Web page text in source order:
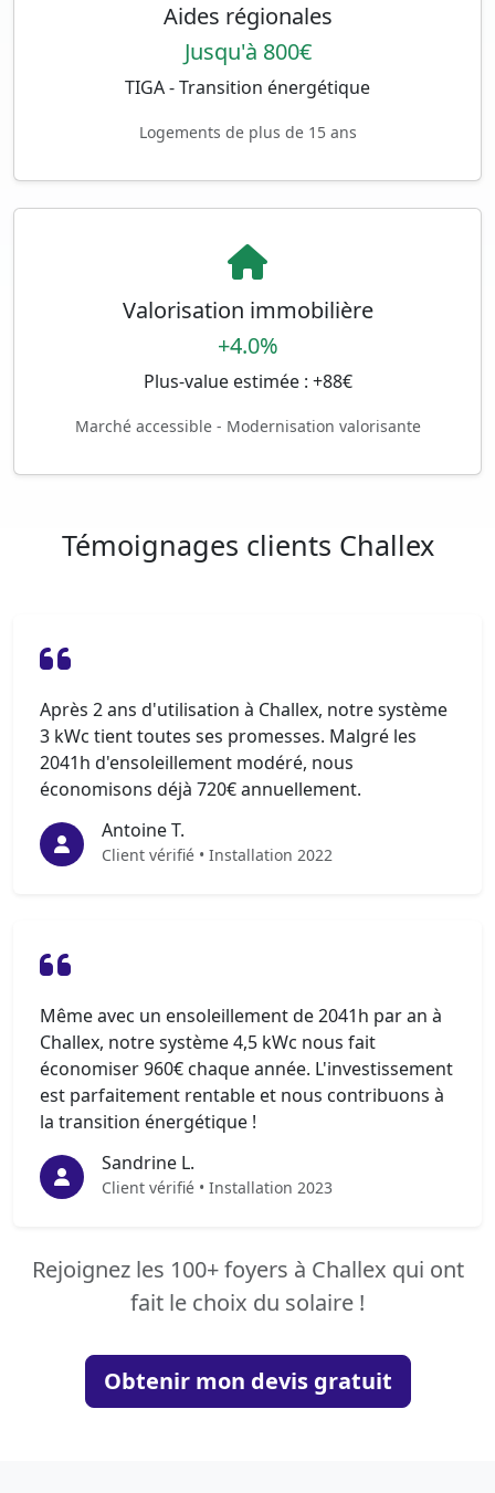
Aides régionales
Jusqu'à 800€
TIGA - Transition énergétique
Logements de plus de 15 ans
Valorisation immobilière
+4.0%
Plus-value estimée : +88€
Marché accessible - Modernisation valorisante
Témoignages clients Challex
Après 2 ans d'utilisation à Challex, notre système
3 kWc tient toutes ses promesses. Malgré les
2041h d'ensoleillement modéré, nous
économisons déjà 720€ annuellement.
Antoine T.
Client vérifié • Installation 2022
Même avec un ensoleillement de 2041h par an à
Challex, notre système 4,5 kWc nous fait
économiser 960€ chaque année. L'investissement
est parfaitement rentable et nous contribuons à
la transition énergétique !
Sandrine L.
Client vérifié • Installation 2023
Rejoignez les 100+ foyers à Challex qui ont
fait le choix du solaire !
Obtenir mon devis gratuit